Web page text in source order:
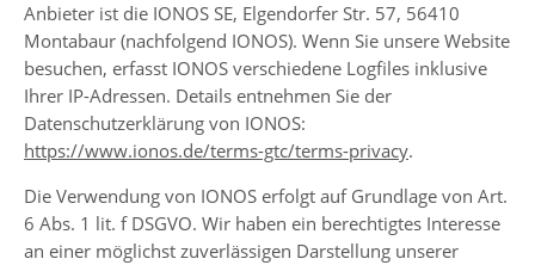
Anbieter ist die IONOS SE, Elgendorfer Str. 57, 56410
Montabaur (nachfolgend IONOS). Wenn Sie unsere Website
besuchen, erfasst IONOS verschiedene Logfiles inklusive
Ihrer IP-Adressen. Details entnehmen Sie der
Datenschutzerklärung von IONOS:
https://www.ionos.de/terms-gtc/terms-privacy.
Die Verwendung von IONOS erfolgt auf Grundlage von Art.
6 Abs. 1 lit. f DSGVO. Wir haben ein berechtigtes Interesse
an einer möglichst zuverlässigen Darstellung unserer